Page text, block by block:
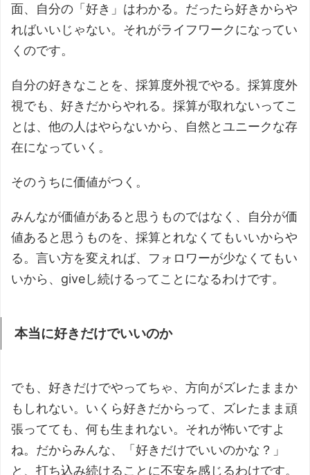
面、自分の「好き」はわかる。だったら好きからや
ればいいじゃない。それがライフワークになってい
くのです。
自分の好きなことを、採算度外視でやる。採算度外
視でも、好きだからやれる。採算が取れないってこ
とは、他の人はやらないから、自然とユニークな存
在になっていく。
そのうちに価値がつく。
みんなが価値があると思うものではなく、自分が価
値あると思うものを、採算とれなくてもいいからや
る。言い方を変えれば、フォロワーが少なくてもい
いから、giveし続けるってことになるわけです。
本当に好きだけでいいのか
でも、好きだけでやってちゃ、方向がズレたままか
もしれない。いくら好きだからって、ズレたまま頑
張ってても、何も生まれない。それが怖いですよ
ね。だからみんな、「好きだけでいいのかな？」
と、打ち込み続けることに不安を感じるわけです。